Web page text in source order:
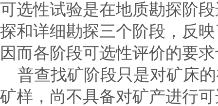
可选性试验是在地质勘探阶
探和详细勘探三个阶段，反
因而各阶段可选性评价的要
普查找矿阶段只是对矿床
矿样，尚不具备对矿产进行